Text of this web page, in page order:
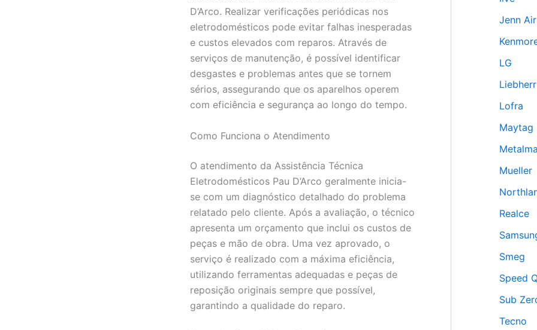
D’Arco. Realizar verificações periódicas nos
eletrodomésticos pode evitar falhas inesperadas
e custos elevados com reparos. Através de
serviços de manutenção, é possível identificar
desgastes e problemas antes que se tornem
sérios, assegurando que os aparelhos operem
com eficiência e segurança ao longo do tempo.
Como Funciona o Atendimento
O atendimento da Assistência Técnica
Eletrodomésticos Pau D’Arco geralmente inicia-
se com um diagnóstico detalhado do problema
relatado pelo cliente. Após a avaliação, o técnico
apresenta um orçamento que inclui os custos de
peças e mão de obra. Uma vez aprovado, o
serviço é realizado com a máxima eficiência,
utilizando ferramentas adequadas e peças de
reposição originais sempre que possível,
garantindo a qualidade do reparo.
Jenn Air
LG
Liebherr
Lofra
Maytag
Mueller
Realce
Smeg
Speed
Sub
Tecno